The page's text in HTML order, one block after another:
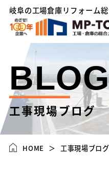
岐阜の工場倉庫リフォーム
工事現場ブログ
HOME 工事現場ブログ